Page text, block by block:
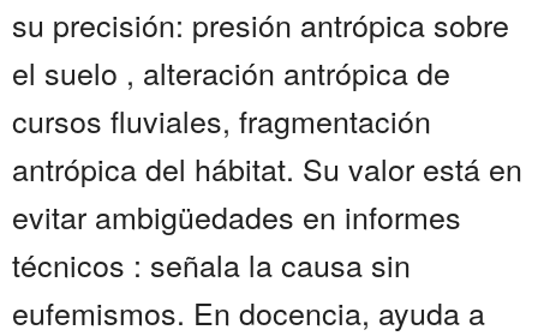
su precisión: presión antrópica sobre
el suelo , alteración antrópica de
cursos fluviales, fragmentación
antrópica del hábitat. Su valor está en
evitar ambigüedades en informes
técnicos : señala la causa sin
eufemismos. En docencia, ayuda a